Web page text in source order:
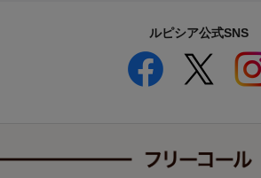
ルピシア公式SNS